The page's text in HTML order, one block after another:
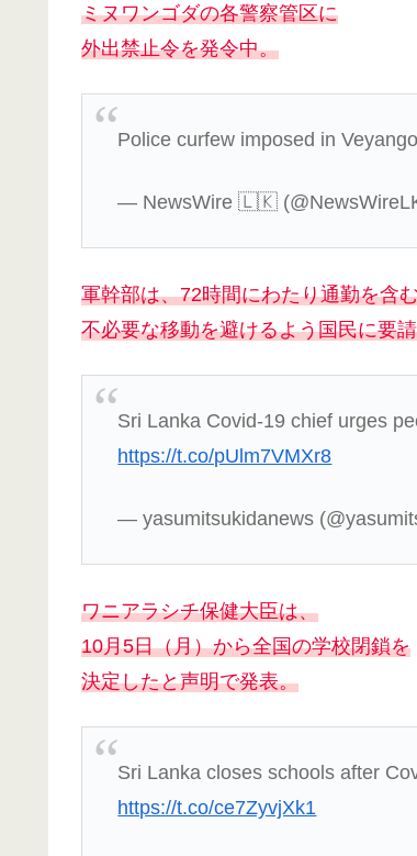
ミヌワンゴダの各警察管区に
外出禁止令を発令中。
Police curfew imposed in
— NewsWire 🇱🇰
軍幹部は、72時間にわたり通勤を含
不必要な移動を避けるよう国民に要
Sri Lanka Covid-19 chief urges
https://t.co/pUlm7VMXr8
— yasumitsukidanews
ワニアラシチ保健大臣は、
10月5日（月）から全国の学校閉鎖を
決定したと声明で発表。
Sri Lanka closes schools after
https://t.co/ce7ZyvjXk1